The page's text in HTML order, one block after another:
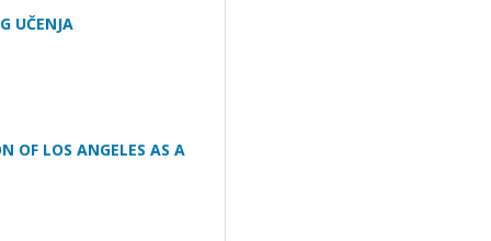
UČENJA
OF LOS ANGELES AS A